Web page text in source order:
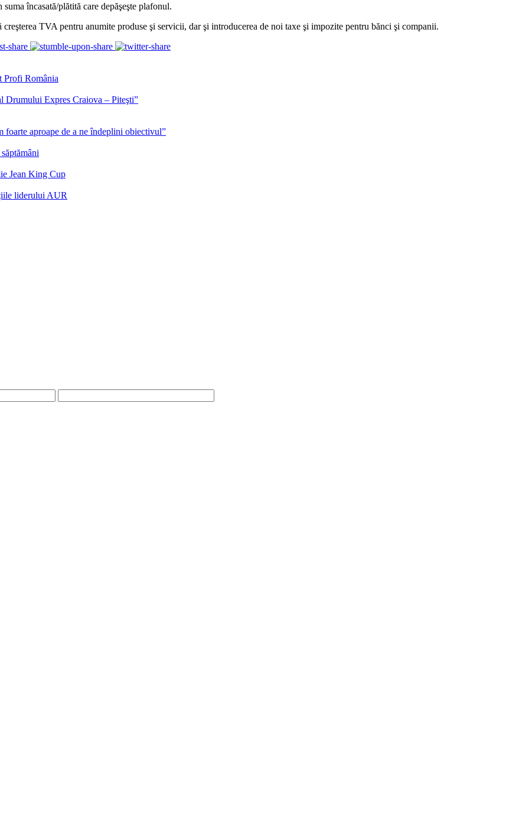
încasată/plătită care depăşeşte plafonul.
TVA pentru anumite produse şi servicii, dar şi introducerea de noi taxe şi impozite pentru bănci şi companii.
Profi România
Drumului Expres Craiova – Piteşti”
foarte aproape de a ne îndeplini obiectivul”
Jean King Cup
liderului AUR